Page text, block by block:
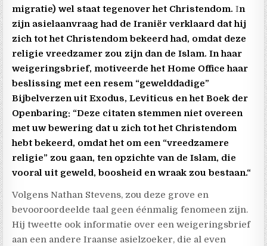
migratie) wel staat tegenover het Christendom.In
zijn asielaanvraag had de Iraniër verklaard dat hij
zich tot het Christendom bekeerd had, omdat deze
religie vreedzamer zou zijn dan de Islam. In haar
weigeringsbrief, motiveerde het Home Office haar
beslissing met een resem “gewelddadige”
Bijbelverzen uit Exodus, Leviticus en het Boek der
Openbaring: “Deze citaten stemmen niet overeen
met uw bewering dat u zich tot het Christendom
hebt bekeerd, omdat het om een “vreedzamere
religie” zou gaan, ten opzichte van de Islam, die
vooral uit geweld, boosheid en wraak zou bestaan.“
Volgens Nathan Stevens, zou deze grove en
bevooroordeelde taal geen éénmalig fenomeen zijn.
Hij tweette ook informatie over een weigeringsbrief
aan een andere Iraanse asielzoeker, die al even